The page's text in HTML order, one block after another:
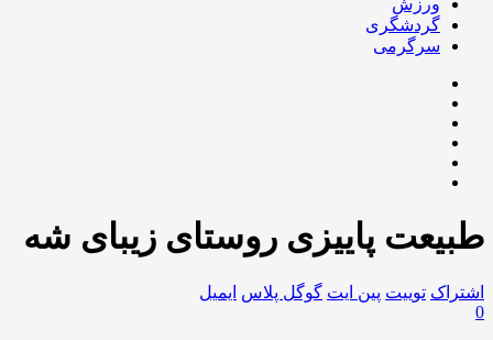
ورزش
گردشگری
سرگرمی
طبیعت پاییزی روستای زیبای شه
اشتراک توییت پین ایت گوگل‌ پلاس ایمیل
0